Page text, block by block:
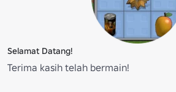
Selamat Datang!
Terima kasih telah bermain!